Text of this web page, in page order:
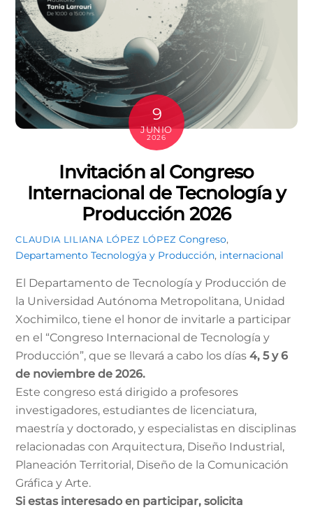
9
JUNIO
2026
Invitación al Congreso
Internacional de Tecnología y
Producción 2026
CLAUDIA LILIANA LÓPEZ LÓPEZ Congreso,
Departamento Tecnologýa y Producción, internacional
El Departamento de Tecnología y Producción de
la Universidad Autónoma Metropolitana, Unidad
Xochimilco, tiene el honor de invitarle a participar
en el “Congreso Internacional de Tecnología y
Producción”, que se llevará a cabo los días 4, 5 y 6
de noviembre de 2026.
Este congreso está dirigido a profesores
investigadores, estudiantes de licenciatura,
maestría y doctorado, y especialistas en disciplinas
relacionadas con Arquitectura, Diseño Industrial,
Planeación Territorial, Diseño de la Comunicación
Gráfica y Arte.
Si estas interesado en participar, solicita